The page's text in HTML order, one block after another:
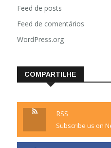
Feed de posts
Feed de comentários
WordPress.org
COMPARTILHE
RSS
Subscribe us on